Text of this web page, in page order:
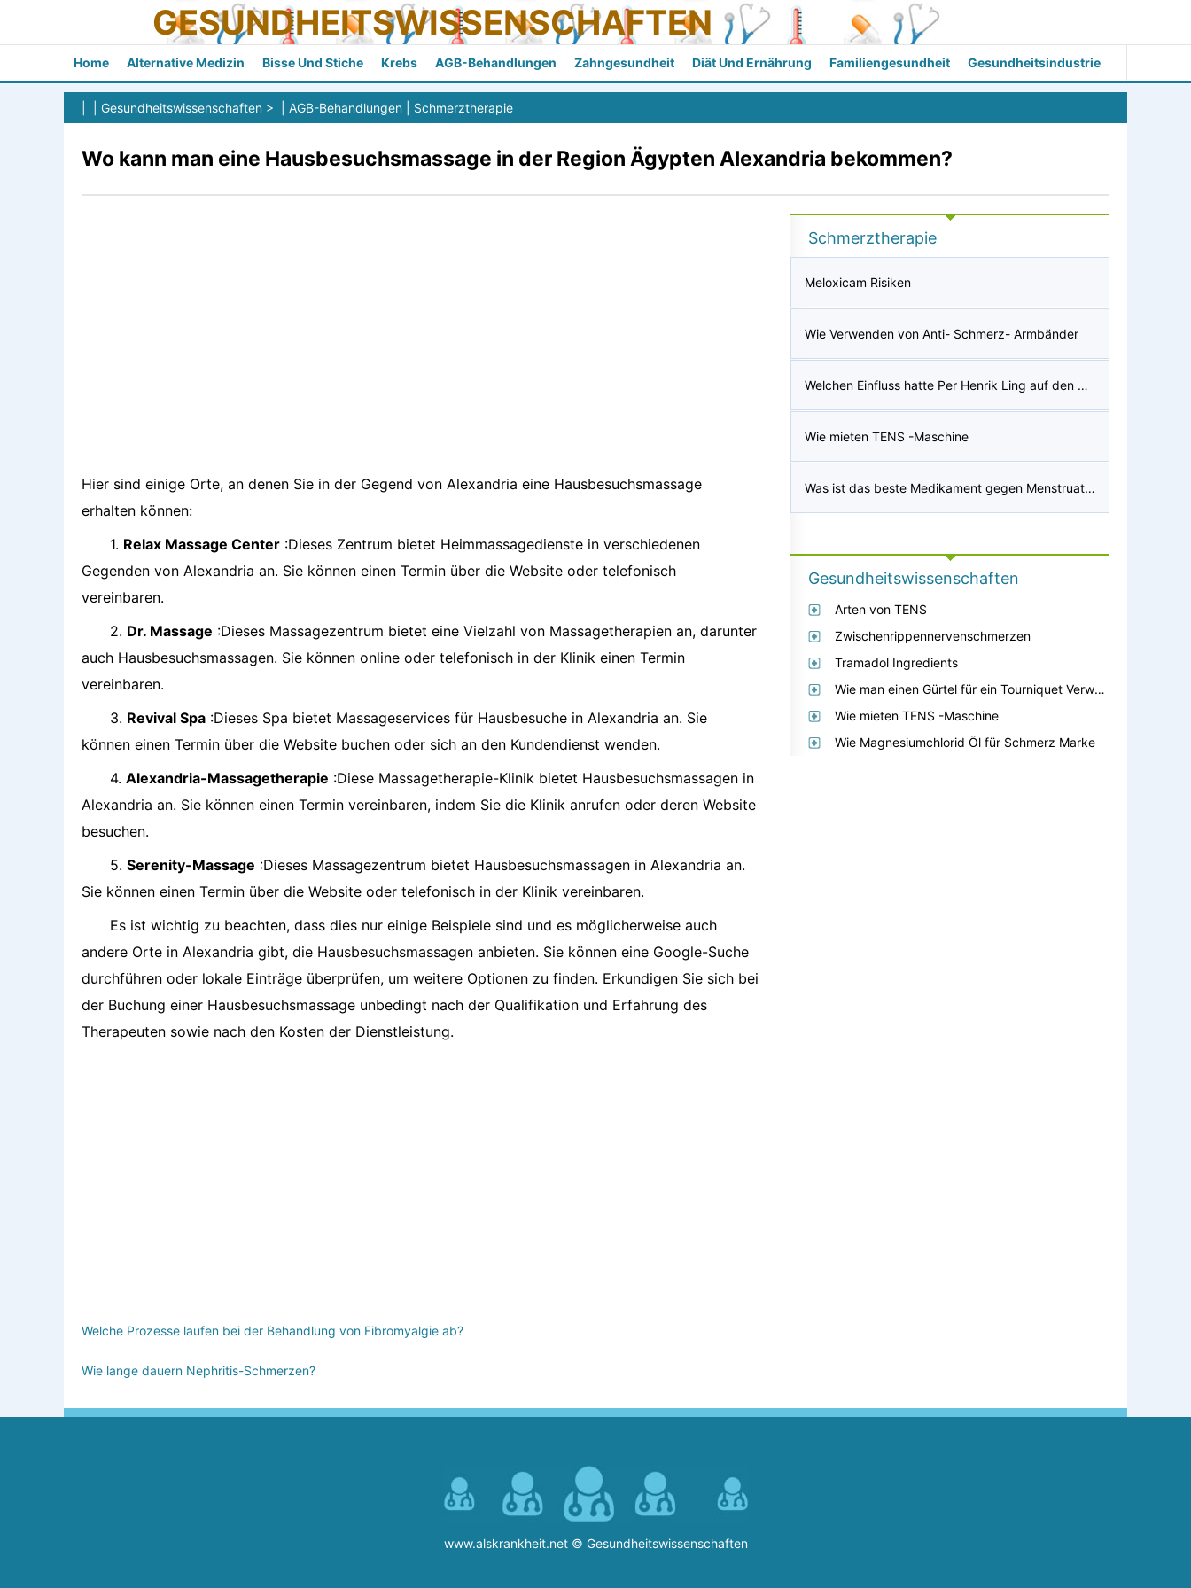
GESUNDHEITSWISSENSCHAFTEN
Home Alternative Medizin Bisse Und Stiche Krebs AGB-Behandlungen Zahngesundheit Diät Und Ernährung Familiengesundheit Gesundheitsindustrie
Gesundheitswissenschaften > | AGB-Behandlungen Schmerztherapie
Wo kann man eine Hausbesuchsmassage in der Region Ägypten Alexandria bekommen?
Hier sind einige Orte, an denen Sie in der Gegend von Alexandria eine Hausbesuchsmassage
erhalten können:
1. Relax Massage Center :Dieses Zentrum bietet Heimmassagedienste in verschiedenen
Gegenden von Alexandria an. Sie können einen Termin über die Website oder telefonisch
vereinbaren.
2. Dr. Massage :Dieses Massagezentrum bietet eine Vielzahl von Massagetherapien an, darunter
auch Hausbesuchsmassagen. Sie können online oder telefonisch in der Klinik einen Termin
vereinbaren.
3. Revival Spa :Dieses Spa bietet Massageservices für Hausbesuche in Alexandria an. Sie
können einen Termin über die Website buchen oder sich an den Kundendienst wenden.
4. Alexandria-Massagetherapie :Diese Massagetherapie-Klinik bietet Hausbesuchsmassagen in
Alexandria an. Sie können einen Termin vereinbaren, indem Sie die Klinik anrufen oder deren Website
besuchen.
5. Serenity-Massage :Dieses Massagezentrum bietet Hausbesuchsmassagen in Alexandria an.
Sie können einen Termin über die Website oder telefonisch in der Klinik vereinbaren.
Es ist wichtig zu beachten, dass dies nur einige Beispiele sind und es möglicherweise auch
andere Orte in Alexandria gibt, die Hausbesuchsmassagen anbieten. Sie können eine Google-Suche
durchführen oder lokale Einträge überprüfen, um weitere Optionen zu finden. Erkundigen Sie sich bei
der Buchung einer Hausbesuchsmassage unbedingt nach der Qualifikation und Erfahrung des
Therapeuten sowie nach den Kosten der Dienstleistung.
Welche Prozesse laufen bei der Behandlung von Fibromyalgie ab?
Wie lange dauern Nephritis-Schmerzen?
Schmerztherapie
Meloxicam Risiken
Wie Verwenden von Anti- Schmerz- Armbänder
Welchen Einfluss hatte Per Henrik Ling auf den Bereich der Massagetherapie?
Wie mieten TENS -Maschine
Was ist das beste Medikament gegen Menstruationsbeschwerden?
Gesundheitswissenschaften
Arten von TENS
Zwischenrippennervenschmerzen
Tramadol Ingredients
Wie man einen Gürtel für ein Tourniquet Verwenden
Wie mieten TENS -Maschine
Wie Magnesiumchlorid Öl für Schmerz Marke
www.alskrankheit.net © Gesundheitswissenschaften